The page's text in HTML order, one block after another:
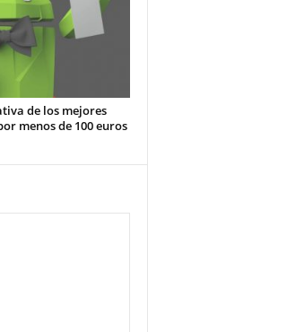
de los mejores
menos de 100 euros